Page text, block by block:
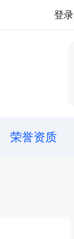
登录
荣誉资质